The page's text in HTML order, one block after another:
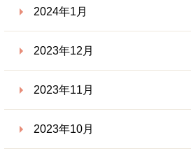
2024年1月
2023年12月
2023年11月
2023年10月